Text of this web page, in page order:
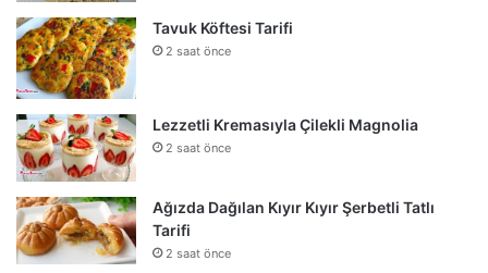
Tavuk Köftesi Tarifi
2 saat önce
Lezzetli Kremasıyla Çilekli Magnolia
2 saat önce
Ağızda Dağılan Kıyır Kıyır Şerbetli Tatlı
Tarifi
2 saat önce